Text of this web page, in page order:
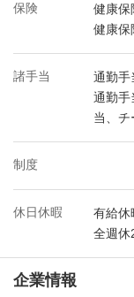
保険
健康保
健康保
諸手当
通勤手
通勤手
当、
制度
休日休暇
有給休
全週休
企業情報